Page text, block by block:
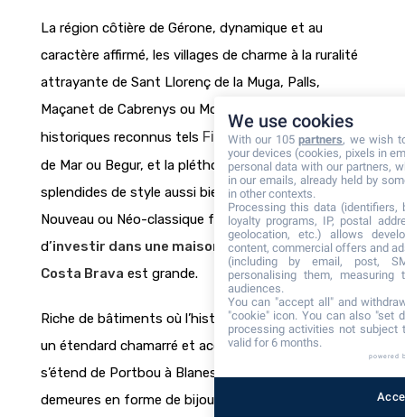
La région côtière de Gérone, dynamique et au
caractère affirmé, les villages de charme à la ruralité
attrayante de Sant Llorenç de la Muga, Palls,
Maçanet de Cabrenys ou Monells, les centres
historiques reconnus tels Figueres, Gérone, Tossa
de Mar ou Begur, et la pléthore de bâtiments
splendides de style aussi bien médiéval, qu’Art
Nouveau ou Néo-classique font que la tentation
d’investir dans une maison de caractère sur la
Costa Brava est grande.
Riche de bâtiments où l’histoire est portée comme
un étendard chamarré et accueillant, la région qui
s’étend de Portbou à Blanes est un vivier de
demeures en forme de bijoux. De la petite maison
We use cookies
With our 105partners, we wish
your devices (cookies, pixels in
personal data with our partners,
in our emails, already held by
in other contexts.
Processing this data (identifiers,
loyalty programs, IP, postal
geolocation, etc.) allows
content, commercial offers and
(including by email, post,
personalising them, measuring
audiences.
You can "accept all" and
"cookie" icon. You can also "set
processing activities not subject
valid for 6 months.
powered